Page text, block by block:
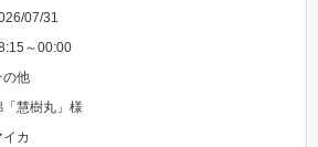
07/31
～00:00
の他
「慧樹丸」様
イカ